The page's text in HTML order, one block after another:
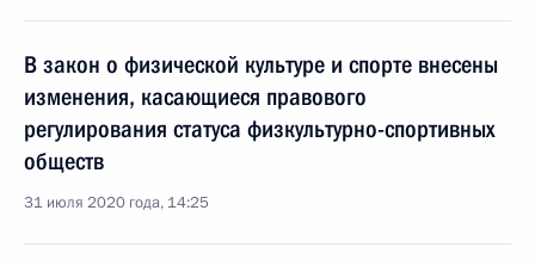
В закон о физической культуре и спорте внесены
изменения, касающиеся правового
регулирования статуса физкультурно-спортивных
обществ
31 июля 2020 года, 14:25